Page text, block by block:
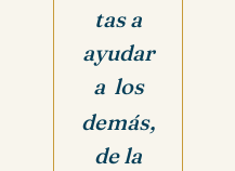
tas a
ayudar
a los
demás,
de la